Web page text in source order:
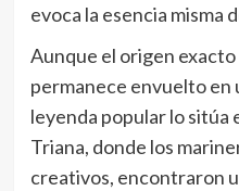
evoca la esencia misma
Aunque el origen
permanece envuelto en
leyenda popular lo sitúa
Triana, donde los
creativos, encontraron